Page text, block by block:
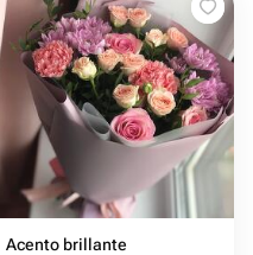
Acento brillante